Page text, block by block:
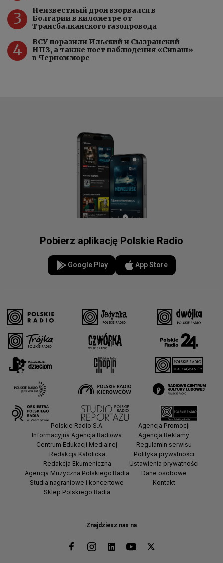
3
Неизвестный дрон взорвался в
Болгарии в километре от
Трансбалканского газопровода
4
ВСУ поразили Ильский и Сызранский
НПЗ, а также пост наблюдения «Сиваш»
в Черном море
Pobierz aplikację Polskie Radio
Google Play App Store
Znajdziesz nas na
Polskie Radio S.A.
Informacyjna Agencja Radiowa
Centrum Edukacji Medialnej
Redakcja Katolicka
Redakcja Ekumeniczna
Agencja Muzyczna Polskiego Radia
Studia nagraniowe i koncertowe
Sklep Polskiego Radia
Agencja Promocji
Agencja Reklamy
Regulamin serwisu
Polityka prywatności
Ustawienia prywatności
Dane osobowe
Kontakt